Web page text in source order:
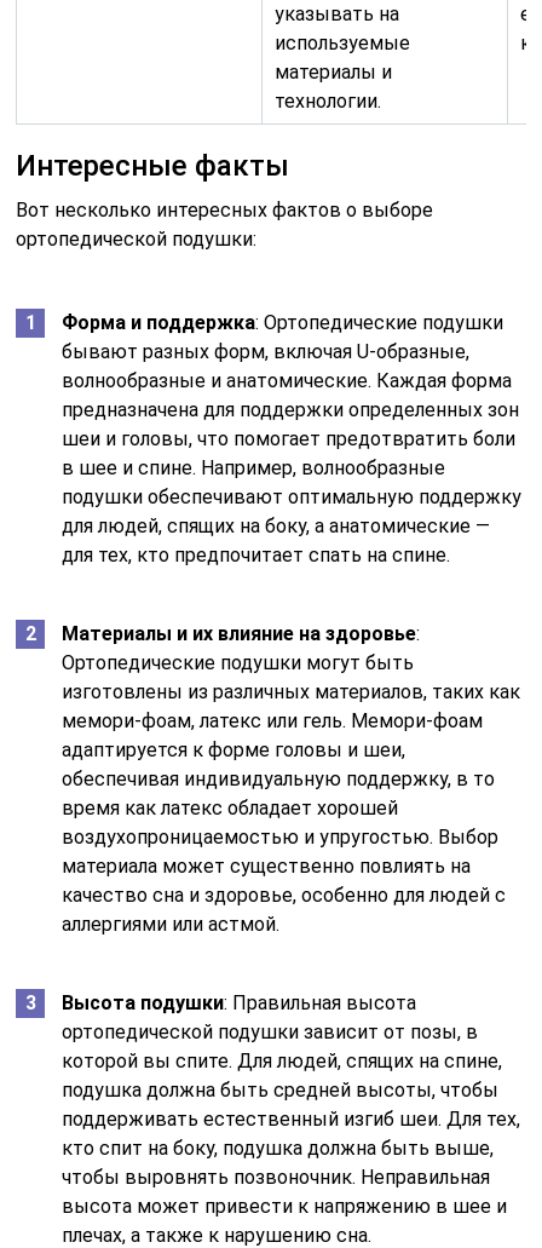
указывать на
используемые
материалы и
технологии.
Интересные факты
Вот несколько интересных фактов о выборе
ортопедической подушки:
Форма и поддержка: Ортопедические подушки
бывают разных форм, включая U-образные,
волнообразные и анатомические. Каждая форма
предназначена для поддержки определенных зон
шеи и головы, что помогает предотвратить боли
в шее и спине. Например, волнообразные
подушки обеспечивают оптимальную поддержку
для людей, спящих на боку, а анатомические —
для тех, кто предпочитает спать на спине.
Материалы и их влияние на здоровье:
Ортопедические подушки могут быть
изготовлены из различных материалов, таких как
мемори-фоам, латекс или гель. Мемори-фоам
адаптируется к форме головы и шеи,
обеспечивая индивидуальную поддержку, в то
время как латекс обладает хорошей
воздухопроницаемостью и упругостью. Выбор
материала может существенно повлиять на
качество сна и здоровье, особенно для людей с
аллергиями или астмой.
Высота подушки: Правильная высота
ортопедической подушки зависит от позы, в
которой вы спите. Для людей, спящих на спине,
подушка должна быть средней высоты, чтобы
поддерживать естественный изгиб шеи. Для тех,
кто спит на боку, подушка должна быть выше,
чтобы выровнять позвоночник. Неправильная
высота может привести к напряжению в шее и
плечах, а также к нарушению сна.